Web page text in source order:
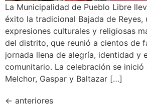
La Municipalidad de Pueblo Libre
éxito la tradicional Bajada de Reyes,
expresiones culturales y religiosas
del distrito, que reunió a cientos de
jornada llena de alegría, identidad y
comunitario. La celebración se inició
Melchor, Gaspar y Baltazar […]
← anteriores